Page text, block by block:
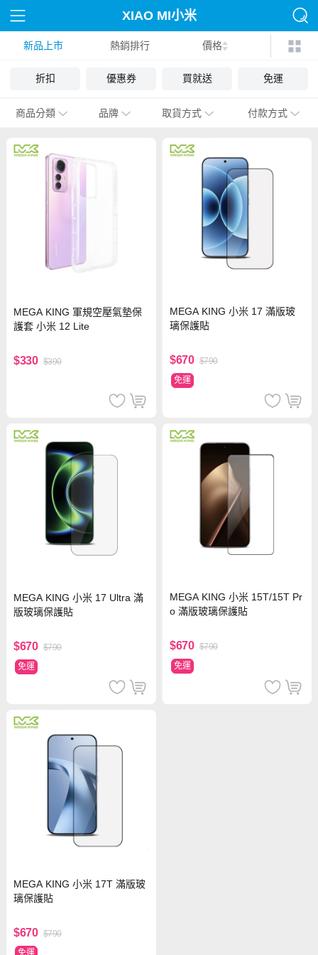
XIAO MI小米
新品上市 熱銷排行 價格
折扣 優惠券 買就送 免運
商品分類 品牌 取貨方式 付款方式
MEGA KING 軍規空壓氣墊保
護套 小米 12 Lite
$330 $390
MEGA KING 小米 17 滿版玻
璃保護貼
$670 $790
免運
MEGA KING 小米 17 Ultra 滿
版玻璃保護貼
$670 $790
免運
MEGA KING 小米 15T/15T Pr
o 滿版玻璃保護貼
$670 $790
免運
MEGA KING 小米 17T 滿版玻
璃保護貼
$670 $790
免運